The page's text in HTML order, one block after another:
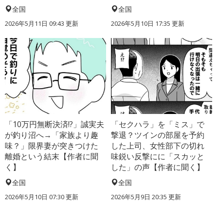
全国
2026年5月11日 09:43 更新
全国
2026年5月10日 17:35 更新
「10万円無断決済!?」誠実夫
が釣り沼へ→「家族より趣
味？」限界妻が突きつけた
離婚という結末【作者に聞
く】
全国
2026年5月10日 07:30 更新
「セクハラ」を「ミス」で
撃退？ツインの部屋を予約
した上司、女性部下の切れ
味鋭い反撃にに「スカッと
した」の声【作者に聞く】
全国
2026年5月9日 20:35 更新